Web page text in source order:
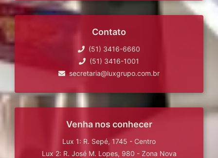
Contato
(51) 3416-6660
(51) 3416-1001
secretaria@luxgrupo.com.br
Venha nos conhecer
Lux 1: R. Sepé, 1745 - Centro
Lux 2: R. José M. Lopes, 980 - Zona Nova